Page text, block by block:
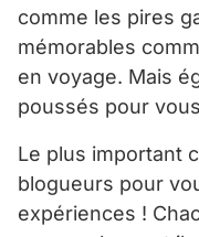
comme les pires
mémorables
en voyage. Mais
poussés pour
Le plus important
blogueurs pour
expériences !